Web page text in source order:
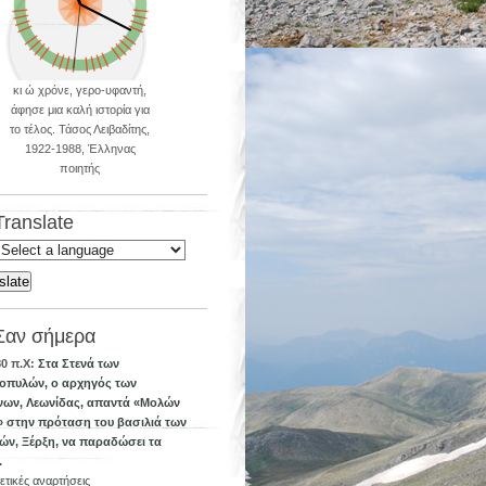
κι ώ χρόνε, γερο-υφαντή,
άφησε μια καλή ιστορία για
το τέλος. Τάσος Λειβαδίτης,
1922-1988, Έλληνας
ποιητής
σήμερα
π.Χ: Στα Στενά των
ο αρχηγός των
Λεωνίδας, απαντά «Μολών
στην πρόταση του βασιλιά των
Ξέρξη, να παραδώσει τα
αναρτήσεις